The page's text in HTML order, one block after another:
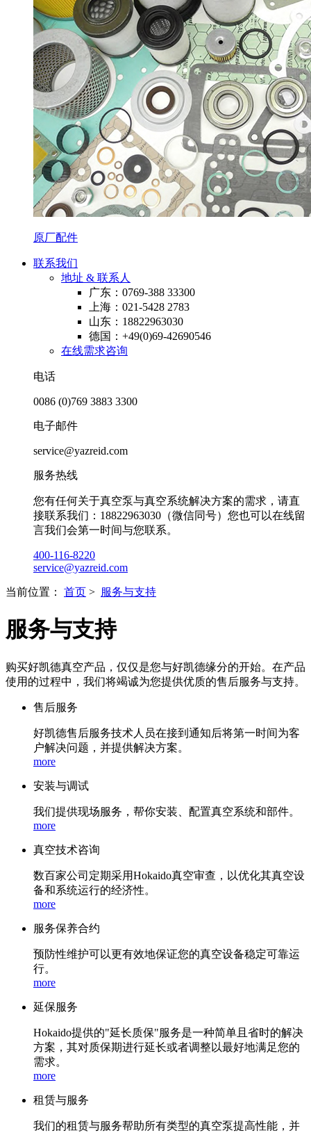
原厂配件
联系我们
地址 & 联系人
广东：0769-388 33300
上海：021-5428 2783
山东：18822963030
德国：+49(0)69-42690546
在线需求咨询
电话
0086 (0)769 3883 3300
电子邮件
service@yazreid.com
服务热线
您有任何关于真空泵与真空系统解决方案的需求，请直
接联系我们：18822963030（微信同号）您也可以在线留
言我们会第一时间与您联系。
400-116-8220
service@yazreid.com
当前位置： 首页 > 服务与支持
服务与支持
购买好凯德真空产品，仅仅是您与好凯德缘分的开始。在产品
使用的过程中，我们将竭诚为您提供优质的售后服务与支持。
售后服务
好凯德售后服务技术人员在接到通知后将第一时间为客
户解决问题，并提供解决方案。
more
安装与调试
我们提供现场服务，帮你安装、配置真空系统和部件。
more
真空技术咨询
数百家公司定期采用Hokaido真空审查，以优化其真空设
备和系统运行的经济性。
more
服务保养合约
预防性维护可以更有效地保证您的真空设备稳定可靠运
行。
more
延保服务
Hokaido提供的"延长质保"服务是一种简单且省时的解决
方案，其对质保期进行延长或者调整以最好地满足您的
需求。
more
租赁与服务
我们的租赁与服务帮助所有类型的真空泵提高性能，并